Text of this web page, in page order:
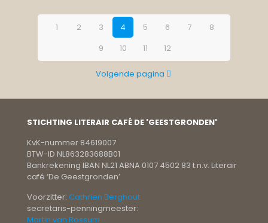
1 2 3 4 5 6 7
8
9
10 11 12
Volgende pagina
STICHTING LITERAIR CAFÉ DE 'GEESTGRONDEN'
KvK-nummer 84619007
BTW-ID NL863283688B01
Bankrekening IBAN NL21 ABNA 0107 4502 83 t.n.v. Literair
café ‘De Geestgronden’
Voorzitter: Cathrien Berghout
secretaris-penningmeester:
Martin van Rossum